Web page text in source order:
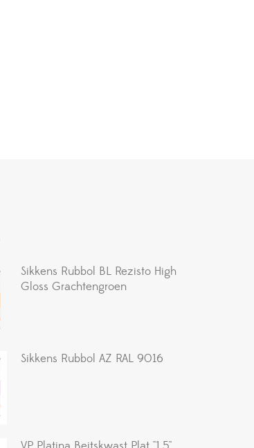
Sikkens Rubbol BL Rezisto High
Gloss Grachtengroen
Sikkens Rubbol AZ RAL 9016